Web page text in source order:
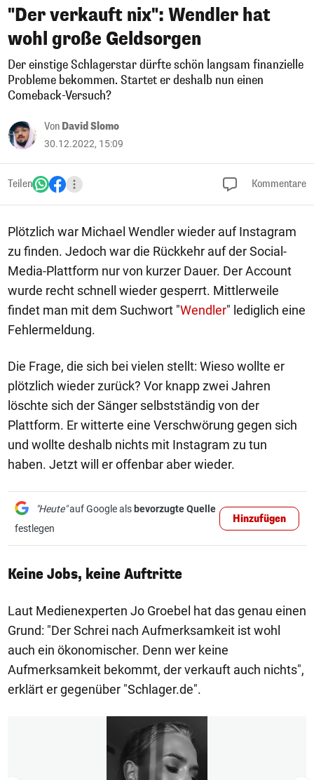
"Der verkauft nix": Wendler hat
wohl große Geldsorgen
Der einstige Schlagerstar dürfte schön langsam finanzielle
Probleme bekommen. Startet er deshalb nun einen
Comeback-Versuch?
Von David Slomo
30.12.2022, 15:09
Teilen Kommentare
Plötzlich war Michael Wendler wieder auf Instagram
zu finden. Jedoch war die Rückkehr auf der Social-
Media-Plattform nur von kurzer Dauer. Der Account
wurde recht schnell wieder gesperrt. Mittlerweile
findet man mit dem Suchwort "Wendler" lediglich eine
Fehlermeldung.
Die Frage, die sich bei vielen stellt: Wieso wollte er
plötzlich wieder zurück? Vor knapp zwei Jahren
löschte sich der Sänger selbstständig von der
Plattform. Er witterte eine Verschwörung gegen sich
und wollte deshalb nichts mit Instagram zu tun
haben. Jetzt will er offenbar aber wieder.
"Heute"auf Google als bevorzugte Quelle
festlegen
Hinzufügen
Keine Jobs, keine Auftritte
Laut Medienexperten Jo Groebel hat das genau einen
Grund: "Der Schrei nach Aufmerksamkeit ist wohl
auch ein ökonomischer. Denn wer keine
Aufmerksamkeit bekommt, der verkauft auch nichts",
erklärt er gegenüber "Schlager.de".
1/2